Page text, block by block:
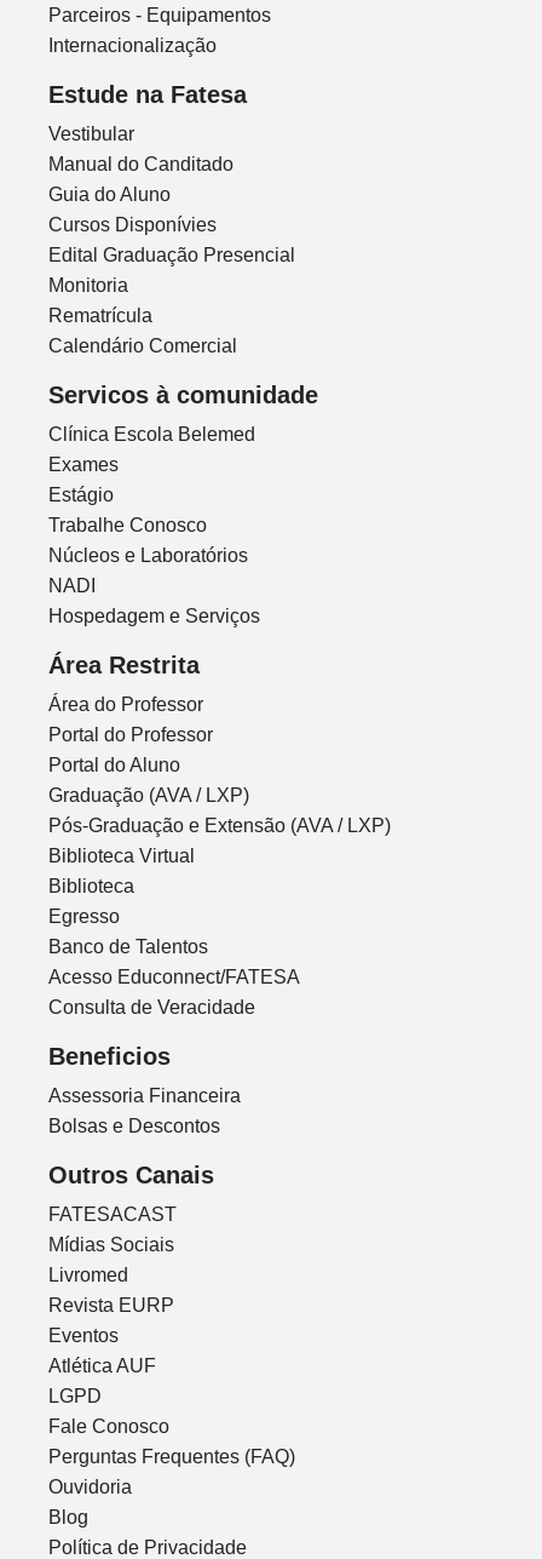
Parceiros - Equipamentos
Internacionalização
Estude na Fatesa
Vestibular
Manual do Canditado
Guia do Aluno
Cursos Disponívies
Edital Graduação Presencial
Monitoria
Rematrícula
Calendário Comercial
Servicos à comunidade
Clínica Escola Belemed
Exames
Estágio
Trabalhe Conosco
Núcleos e Laboratórios
NADI
Hospedagem e Serviços
Área Restrita
Área do Professor
Portal do Professor
Portal do Aluno
Graduação (AVA / LXP)
Pós-Graduação e Extensão (AVA / LXP)
Biblioteca Virtual
Biblioteca
Egresso
Banco de Talentos
Acesso Educonnect/FATESA
Consulta de Veracidade
Beneficios
Assessoria Financeira
Bolsas e Descontos
Outros Canais
FATESACAST
Mídias Sociais
Livromed
Revista EURP
Eventos
Atlética AUF
LGPD
Fale Conosco
Perguntas Frequentes (FAQ)
Ouvidoria
Blog
Política de Privacidade